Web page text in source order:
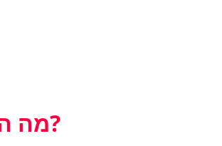
מה ההבדל בין סיכום אנלוגי לקפיצה דיגיטלית?